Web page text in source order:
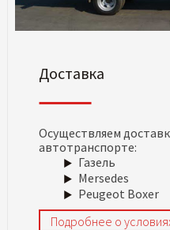
Доставка
Осуществляем
автотранспорте:
Газель
Mersedes
Peugeot Boxer
Подробнее о